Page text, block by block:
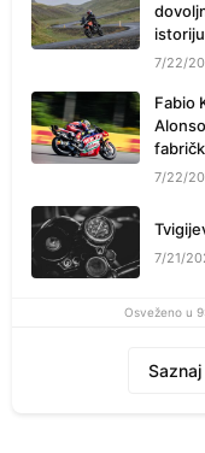
istoriju
7/22/
Fabio
7/22/
7/21/
Osveženo u